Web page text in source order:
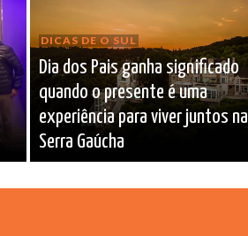
DICAS DE O SUL
Dia dos Pais ganha significado
quando o presente é uma
experiência para viver juntos na
Serra Gaúcha